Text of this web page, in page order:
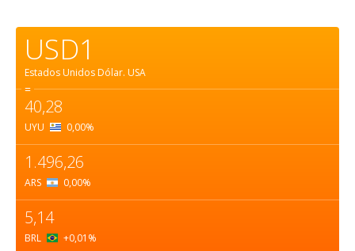
USD1
Estados Unidos Dólar. USA
=
40,28
UYU 0,00%
1.496,26
ARS 0,00%
5,14
BRL +0,01 %